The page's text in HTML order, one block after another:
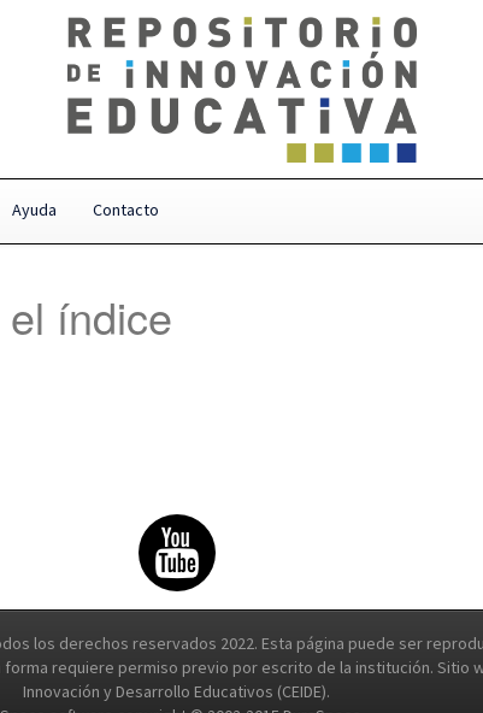
Ayuda Contacto
índice
los derechos reservados 2022. Esta página puede ser
requiere permiso previo por escrito de la institución. Sitio
Innovación y Desarrollo Educativos (CEIDE).